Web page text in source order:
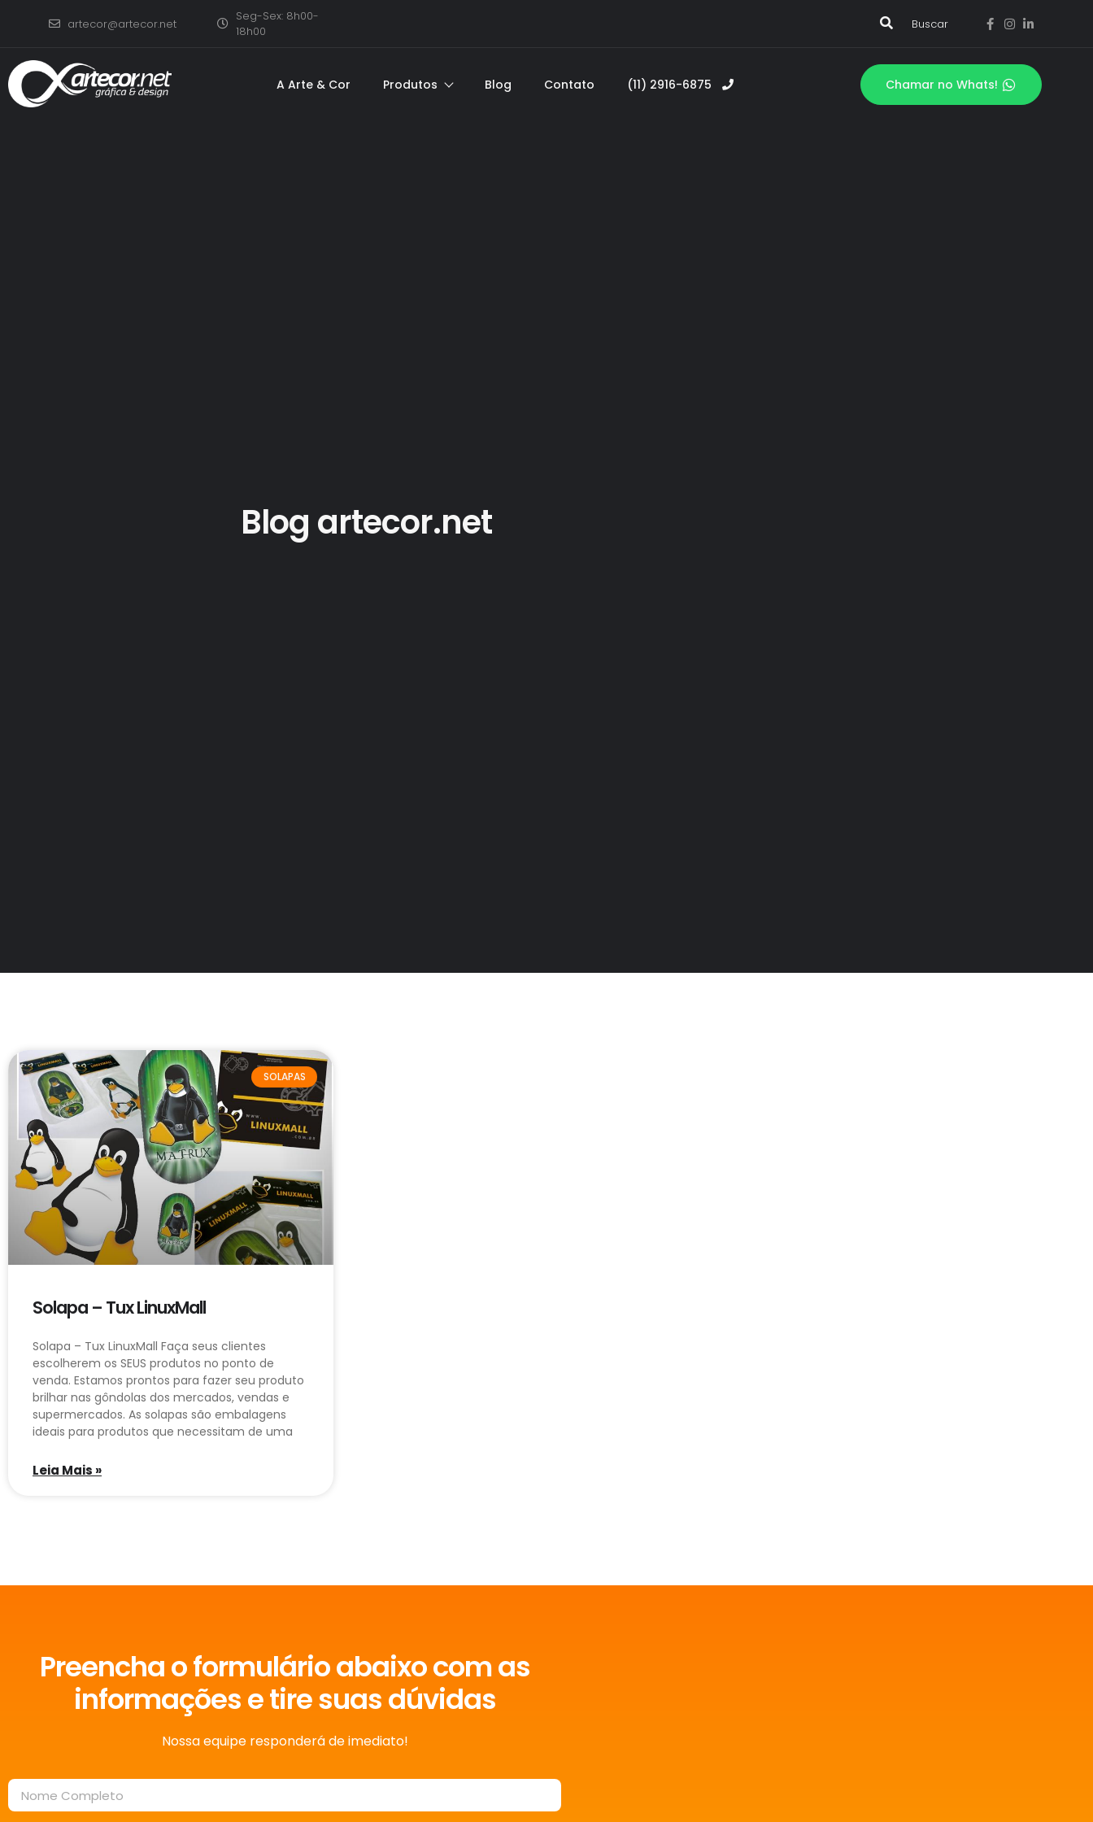
artecor@artecor.net
Seg-Sex: 8h00-
18h00
Buscar
A Arte & Cor Produtos Blog Contato (11) 2916-6875ﾠ Chamar no Whats!
Blog artecor.net
SOLAPAS
Solapa – Tux LinuxMall
Solapa – Tux LinuxMall Faça seus clientes
escolherem os SEUS produtos no ponto de
venda. Estamos prontos para fazer seu produto
brilhar nas gôndolas dos mercados, vendas e
supermercados. As solapas são embalagens
ideais para produtos que necessitam de uma
Leia Mais »
Preencha o formulário abaixo com as
informações e tire suas dúvidas
Nossa equipe responderá de imediato!